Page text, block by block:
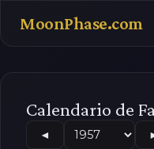
MoonPhase.com
Calendario de
◄